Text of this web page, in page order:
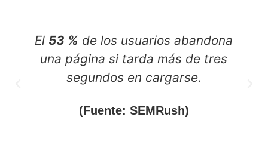
El 53 % de los usuarios abandona
una página si tarda más de tres
segundos en cargarse.
(Fuente: SEMRush)